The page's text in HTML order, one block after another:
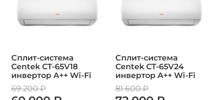
Сплит-система
Centek CT-65V18
инвертор А++ Wi-Fi
69 200 ₽
Сплит-система
Centek CT-65V24
инвертор А++ Wi-Fi
81 600 ₽